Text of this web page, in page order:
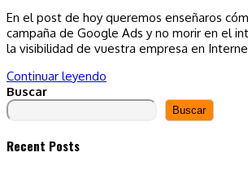
entrada:
la
entrada:
En el post de hoy queremos enseñaros
campaña de Google Ads y no morir en el
la visibilidad de vuestra empresa en
Continuar leyendo
una
Buscar
Buscar
Recent Posts